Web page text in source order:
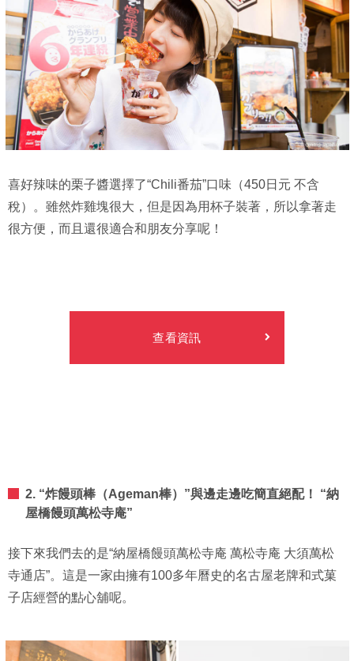
喜好辣味的栗子醬選擇了“Chili番茄”口味（450日元 不含
稅）。雖然炸雞塊很大，但是因為用杯子裝著，所以拿著走
很方便，而且還很適合和朋友分享呢！
查看資訊
2. “炸饅頭棒（Ageman棒）”與邊走邊吃簡直絕配！ “納
屋橋饅頭萬松寺庵”
接下來我們去的是“納屋橋饅頭萬松寺庵 萬松寺庵 大須萬松
寺通店”。這是一家由擁有100多年曆史的名古屋老牌和式菓
子店經營的點心舖呢。